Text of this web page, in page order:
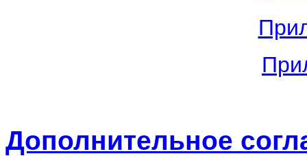
Дополнительное